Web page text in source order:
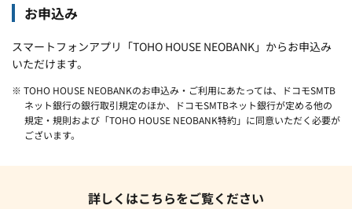
お申込み
スマートフォンアプリ「TOHO HOUSE NEOBANK」からお申込み
いただけます。
※ TOHO HOUSE NEOBANKのお申込み・ご利用にあたっては、ドコモSMTB
ネット銀行の銀行取引規定のほか、ドコモSMTBネット銀行が定める他の
規定・規則および「TOHO HOUSE NEOBANK特約」に同意いただく必要が
ございます。
詳しくはこちらをご覧ください